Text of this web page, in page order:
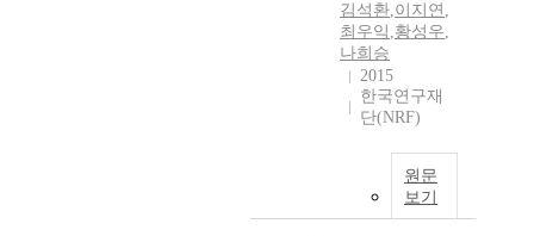
김석환,이지연 ,
최우익 ,황성우,
나희승
2015
한국연구재
단(NRF)
원문
보기